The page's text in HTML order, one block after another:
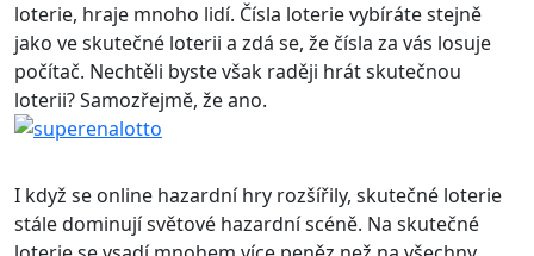
loterie, hraje mnoho lidí. Čísla loterie vybíráte stejně
jako ve skutečné loterii a zdá se, že čísla za vás losuje
počítač. Nechtěli byste však raději hrát skutečnou
loterii? Samozřejmě, že ano.
I když se online hazardní hry rozšířily, skutečné loterie
stále dominují světové hazardní scéně. Na skutečné